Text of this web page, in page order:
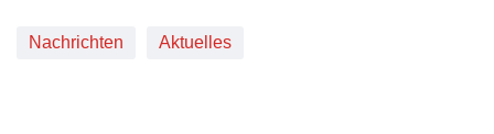
Nachrichten Aktuelles